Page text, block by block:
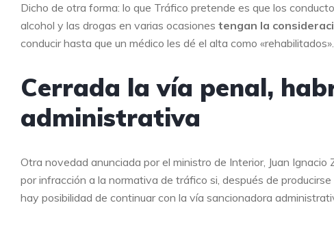
Dicho de otra forma: lo que Tráfico pretende es que los
alcohol y las drogas en varias ocasiones tengan la
conducir hasta que un médico les dé el alta como «rehabilitados».
Cerrada la vía penal,
administrativa
Otra novedad anunciada por el ministro de Interior, Juan
por infracción a la normativa de tráfico si, después de
hay posibilidad de continuar con la vía sancionadora